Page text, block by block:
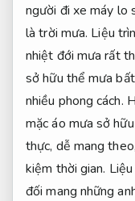
người đi xe máy lo
là trời mưa. Liệu
nhiệt đới mưa rất
sở hữu thể mưa
nhiều phong cách.
mặc áo mưa sở
thực, dễ mang theo,
kiệm thời gian.
đối mang những